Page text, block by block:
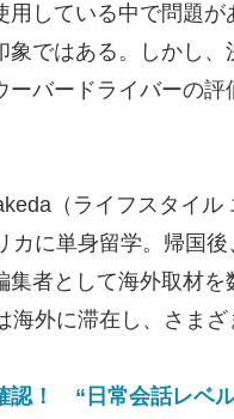
用している中で問題
象ではある。しかし
ーバードライバーの
（ライフスタイル
カに単身留学。帰国
集者として海外取材
海外に滞在し、さまざ
認！ “日常会話レベ